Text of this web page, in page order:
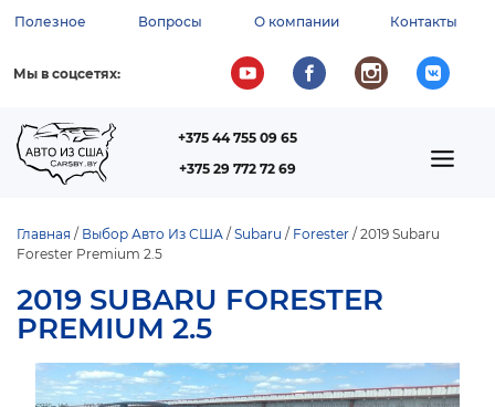
содержанию
ВСПОМОГАТЕЛЬНОЕ
МЕНЮ
Полезное Вопросы О компании Контакты
Мы в соцсетях:
+375 44 755 09 65
+375 29 772 72 69
СТРОКА
НАВИГАЦИИ
Главная Выбор Авто Из США Subaru Forester 2019 Subaru
Forester Premium 2.5
2019 SUBARU FORESTER
PREMIUM 2.5